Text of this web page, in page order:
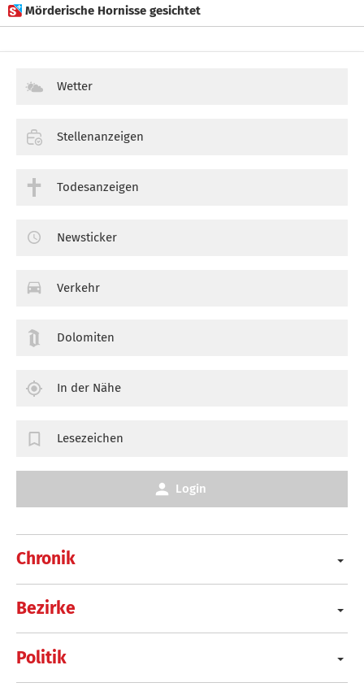
 Mörderische Hornisse gesichtet
Chronik
Bezirke
Politik
Wetter
Stellenanzeigen
Todesanzeigen
Newsticker
Verkehr
Dolomiten
In der Nähe
Lesezeichen
Login